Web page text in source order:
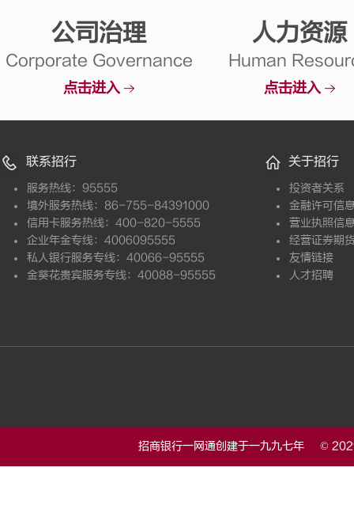
公司治理
Corporate Governance
点击进入
人力资源
Human
点击进入
联系招行
服务热线：95555
境外服务热线：86-755-84391000
信用卡服务热线：400-820-5555
企业年金专线：4006095555
私人银行服务专线：40066-95555
金葵花贵宾服务专线：40088-95555
关于招行
投资者关系
金融许可信
营业执照信
经营证券期
友情链接
人才招聘
招商银行一网通创建于一九九七年 ©